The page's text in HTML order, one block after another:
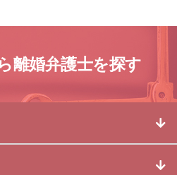
離婚弁護士を探す